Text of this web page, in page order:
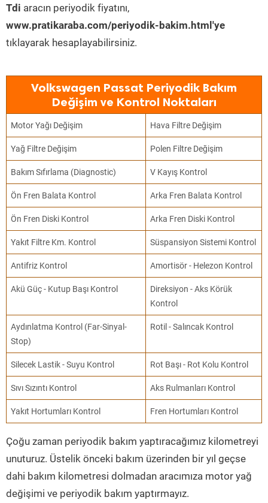
Tdi aracın periyodik fiyatını,
www.pratikaraba.com/periyodik-bakim.html'ye
tıklayarak hesaplayabilirsiniz.
Volkswagen Passat Periyodik Bakım
Değişim ve Kontrol Noktaları
Motor Yağı Değişim Hava Filtre Değişim
Yağ Filtre Değişim Polen Filtre Değişim
Bakım Sıfırlama (Diagnostic) V Kayış Kontrol
Ön Fren Balata Kontrol Arka Fren Balata Kontrol
Ön Fren Diski Kontrol Arka Fren Diski Kontrol
Yakıt Filtre Km. Kontrol Süspansiyon Sistemi Kontrol
Antifriz Kontrol Amortisör - Helezon Kontrol
Akü Güç - Kutup Başı Kontrol
Direksiyon - Aks Körük
Kontrol
Aydınlatma Kontrol (Far-Sinyal-
Stop)
Rotil - Salıncak Kontrol
Silecek Lastik - Suyu Kontrol Rot Başı - Rot Kolu Kontrol
Sıvı Sızıntı Kontrol Aks Rulmanları Kontrol
Yakıt Hortumları Kontrol Fren Hortumları Kontrol
Çoğu zaman periyodik bakım yaptıracağımız kilometreyi
unuturuz. Üstelik önceki bakım üzerinden bir yıl geçse
dahi bakım kilometresi dolmadan aracımıza motor yağ
değişimi ve periyodik bakım yaptırmayız.